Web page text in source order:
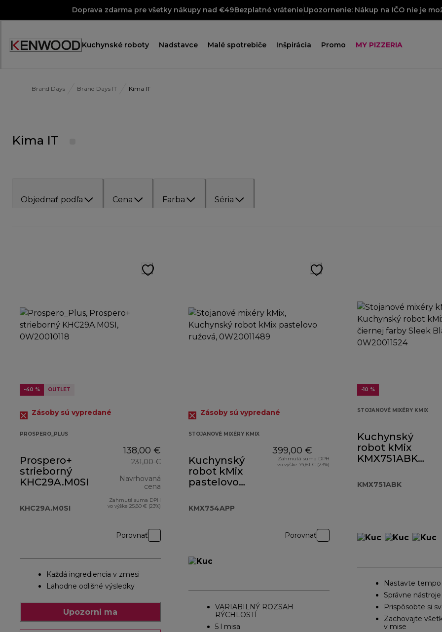
Doprava zdarma pre všetky nákupy nad €49Bezplatné vrátenieUpozornenie: Nákup na IČO nie je
Kuchynské roboty Nadstavce Malé spotrebiče Inšpirácia Promo MY PIZZERIA
Brand Days Brand Days IT Kima IT
Kima IT
Objednať podľa Cena Farba Séria
-40 % OUTLET
Zásoby sú vypredané
PROSPERO_PLUS
Prospero+
strieborný
KHC29A.M0SI
KHC29A.M0SI
138,00 €
231,00 €
Navrhovaná
cena
Zahrnutá suma DPH
vo výške 25,80 € (23%)
Porovnať
Každá ingrediencia v zmesi
Lahodne odlišné výsledky
Upozorni ma
Zásoby sú vypredané
STOJANOVÉ MIXÉRY KMIX
Kuchynský
robot kMix
pastelovo
KMX754APP
399,00 €
Zahrnutá suma DPH
vo výške 74,61 € (23%)
Porovnať
VARIABILNÝ ROZSAH
RÝCHLOSTÍ
5 l misa
-10 %
STOJANOVÉ MIXÉRY KMIX
Kuchynský
robot kMix
KMX751ABK
Sleek Black
KMX751ABK
Nastavte tempo
Správne
Prispôsobte si
Zachovajte
v mise